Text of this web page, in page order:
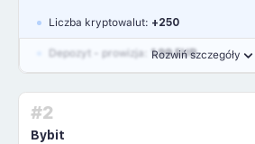
Rozwiń szczegóły
Liczba kryptowalut: +250
Depozyt - prowizja: 1.99 EUR
Język polski: TAK
#2
Bybit